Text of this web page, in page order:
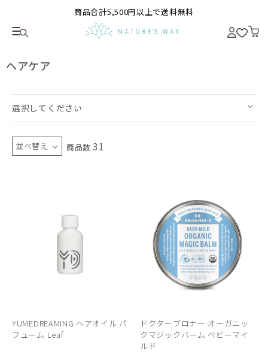
商品合計5,500円以上で送料無料
ヘアケア
選択してください
並べ替え 商品数 31
YUMEDREAMING ヘアオイル パ
フューム Leaf
ドクターブロナー オーガニッ
クマジックバーム ベビーマイ
ルド